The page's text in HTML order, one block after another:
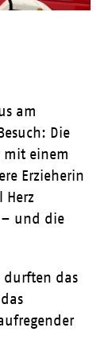
am
Die
mit einem
Erzieherin
Herz
– und die
durften das